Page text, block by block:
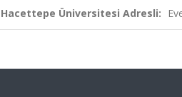
Hacettepe Üniversitesi Adresli: